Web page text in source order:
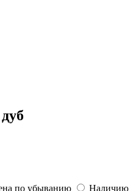
по убыванию Наличию